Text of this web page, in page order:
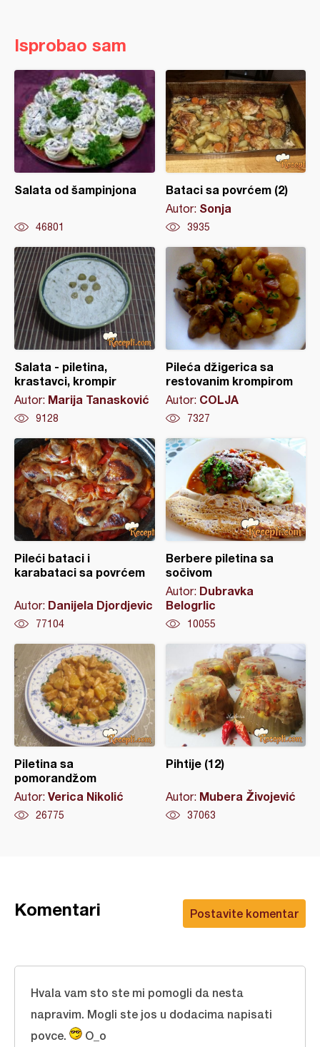
Isprobao sam
Salata od šampinjona
46801
Bataci sa povrćem (2)
Autor: Sonja
3935
Salata - piletina,
krastavci, krompir
Autor: Marija Tanasković
9128
Pileća džigerica sa
restovanim krompirom
Autor: COLJA
7327
Pileći bataci i
karabataci sa povrćem
Autor: Danijela Djordjevic
77104
Berbere piletina sa
sočivom
Autor: Dubravka
Belogrlic
10055
Piletina sa
pomorandžom
Autor: Verica Nikolić
26775
Pihtije (12)
Autor: Mubera Živojević
37063
Postavite komentar
Komentari
Hvala vam sto ste mi pomogli da nesta
napravim. Mogli ste jos u dodacima napisati
povce.
O_o